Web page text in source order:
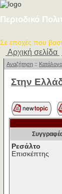
Περιοδικό
Σε εποχές που
Αρχική σελίδα
Αναζήτηση ::
Στην
Ρεσάλτο
Επισκέπτης